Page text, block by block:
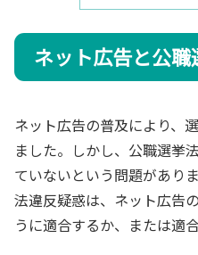
ネット広告と公
ネット広告の普及により、
ました。しかし、公職選挙
ていないという問題があり
法違反疑惑は、ネット広告
うに適合するか、または適